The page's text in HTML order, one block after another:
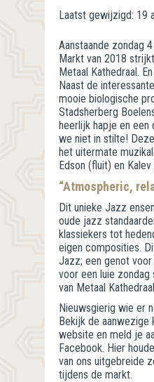
Laatst gewijzigd: 19
Aanstaande zondag
Markt van 2018
Metaal Kathedraal.
Naast de
mooie biologische
Stadsherberg
heerlijk hapje en een
we niet in stilte!
het uitermate
Edson (fluit) en
“Atmospheric,
Dit unieke Jazz
oude jazz
klassiekers tot
eigen composities.
Jazz; een genot
voor een luie zondag
van Metaal
Nieuwsgierig wie er
Bekijk de aanwezige
website en meld je
Facebook. Hier
van ons uitgebreide
tijdens de markt.